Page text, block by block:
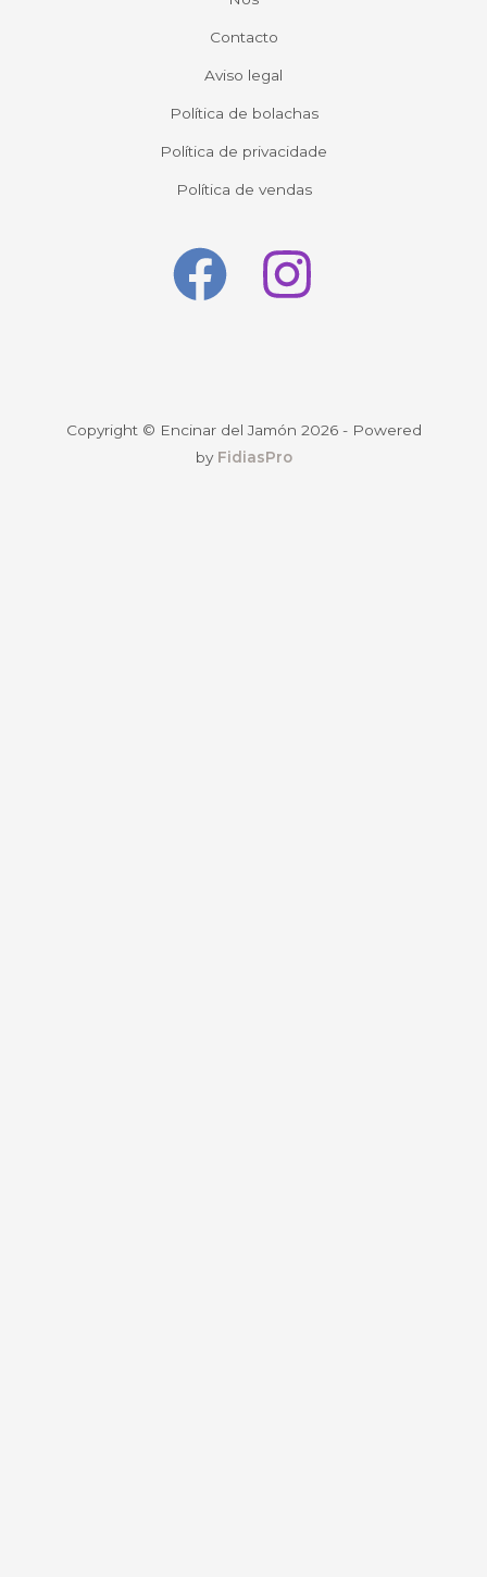
Contacto
Aviso legal
Política de bolachas
Política de privacidade
Política de vendas
Copyright © Encinar del Jamón 2026 - Powered
by FidiasPro